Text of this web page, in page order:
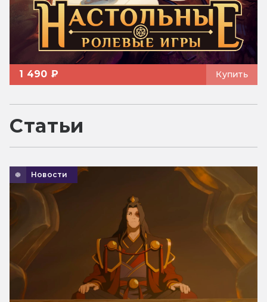
1 490 ₽ Купить
Статьи
Новости